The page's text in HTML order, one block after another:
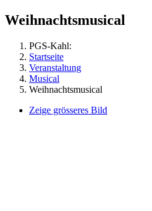
Weihnachtsmusical
PGS-Kahl:
Startseite
Veranstaltung
Musical
Weihnachtsmusical
Zeige grösseres Bild